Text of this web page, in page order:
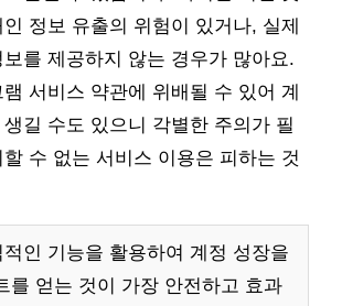
정보 유출의 위험이 있거나, 실제
를 제공하지 않는 경우가 많아요.
서비스 약관에 위배될 수 있어 계
길 수도 있으니 각별한 주의가 필
수 없는 서비스 이용은 피하는 것
적인 기능을 활용하여 계정 성장을
를 얻는 것이 가장 안전하고 효과